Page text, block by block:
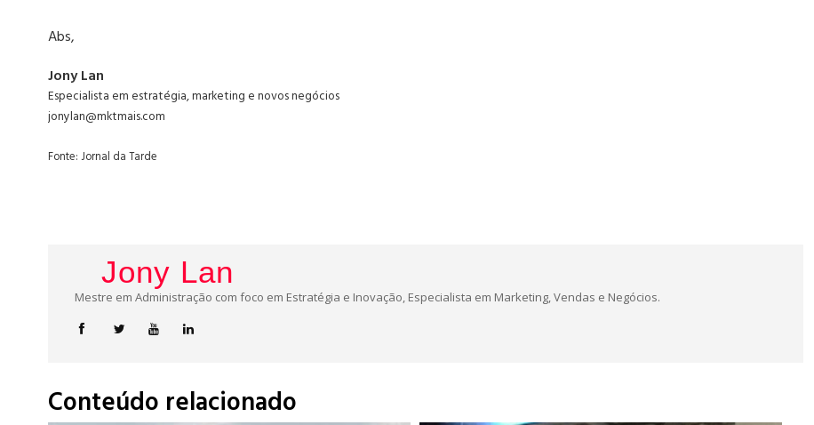
Abs,
Jony Lan
Especialista em estratégia, marketing e novos negócios
jonylan@mktmais.com
Fonte: Jornal da Tarde
Jony Lan
Mestre em Administração com foco em Estratégia e Inovação, Especialista em Marketing, Vendas e Negócios.
Conteúdo relacionado